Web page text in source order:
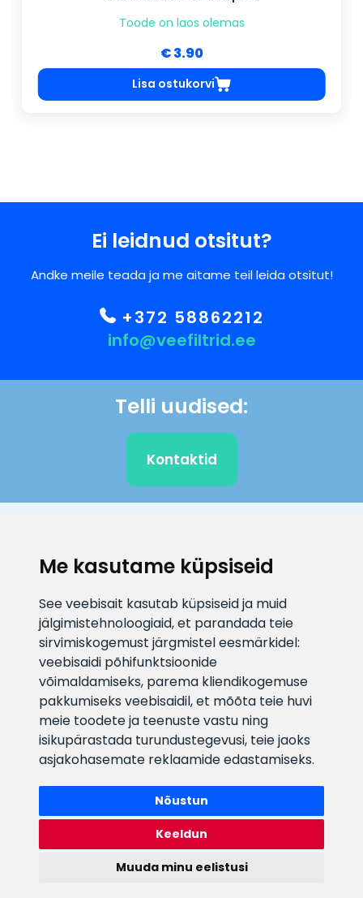
Me kasutame küpsiseid
See veebisait kasutab küpsiseid ja muid
jälgimistehnoloogiaid, et parandada teie
sirvimiskogemust järgmistel eesmärkidel:
veebisaidi põhifunktsioonide
võimaldamiseks, parema kliendikogemuse
pakkumiseks veebisaidil,et mõõta teie huvi
meie toodete ja teenuste vastu ning
isikupärastada turundustegevusi, teie jaoks
asjakohasemate reklaamide edastamiseks.
Nõustun
Keeldun
Muuda minu eelistusi
Toode on laos olemas
€ 3.90
Lisa ostukorvi
Ei leidnud otsitut?
Andke meile teada ja me aitame teil leida otsitut!
+372 58862212
info@veefiltrid.ee
Telli uudised:
Kontaktid
info@veefiltrid.ee
Infotelefon
+372 58862212
Vaata tööaegu
Reti tee 11, Peetri, 75312 Harju
maakond, Estonia
Watex Shop © 2026. Kõik õigused kaitstud